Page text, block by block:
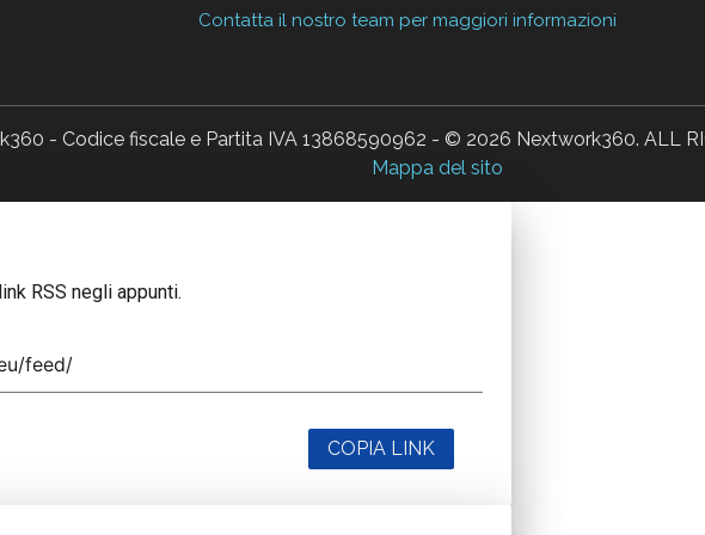
Contatta il nostro team per maggiori informazioni
- Codice fiscale e Partita IVA 13868590962 - © 2026 Nextwork360. ALL
Mappa del sito
RSS negli appunti.
COPIA LINK